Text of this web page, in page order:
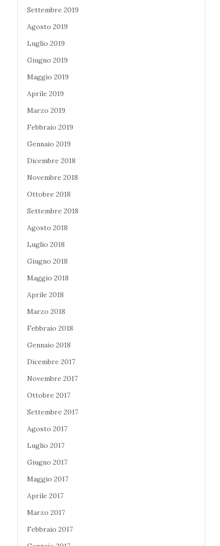
Settembre 2019
Agosto 2019
Luglio 2019
Giugno 2019
Maggio 2019
Aprile 2019
Marzo 2019
Febbraio 2019
Gennaio 2019
Dicembre 2018
Novembre 2018
Ottobre 2018
Settembre 2018
Agosto 2018
Luglio 2018
Giugno 2018
Maggio 2018
Aprile 2018
Marzo 2018
Febbraio 2018
Gennaio 2018
Dicembre 2017
Novembre 2017
Ottobre 2017
Settembre 2017
Agosto 2017
Luglio 2017
Giugno 2017
Maggio 2017
Aprile 2017
Marzo 2017
Febbraio 2017